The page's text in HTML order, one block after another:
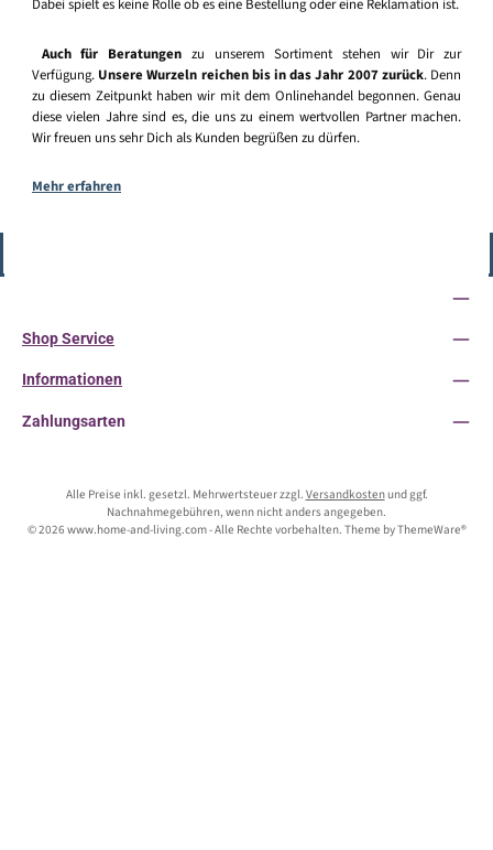
Dabei spielt es keine Rolle ob es eine Bestellung oder eine Reklamation ist.
Auch für Beratungen zu unserem Sortiment stehen wir Dir zur
Verfügung. Unsere Wurzeln reichen bis in das Jahr 2007 zurück. Denn
zu diesem Zeitpunkt haben wir mit dem Onlinehandel begonnen. Genau
diese vielen Jahre sind es, die uns zu einem wertvollen Partner machen.
Wir freuen uns sehr Dich als Kunden begrüßen zu dürfen.
Mehr erfahren
Shop Service
Informationen
Zahlungsarten
Alle Preise inkl. gesetzl. Mehrwertsteuer zzgl. Versandkostenund ggf.
Nachnahmegebühren, wenn nicht anders angegeben.
© 2026 www.home-and-living.com - Alle Rechte vorbehalten. Theme byThemeWare®